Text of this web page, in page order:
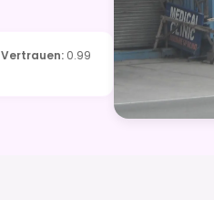
Vertrauen: 0.99